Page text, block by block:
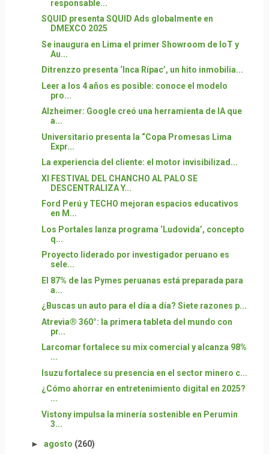
responsable...
SQUID presenta SQUID Ads globalmente en
DMEXCO 2025
Se inaugura en Lima el primer Showroom de IoT y
Au...
Ditrenzzo presenta ‘Inca Rípac’, un hito inmobilia...
Leer a los 4 años es posible: conoce el modelo
pro...
Alzheimer: Google creó una herramienta de IA que
a...
Universitario presenta la “Copa Promesas Lima
Expr...
La experiencia del cliente: el motor invisibilizad...
XI FESTIVAL DEL CHANCHO AL PALO SE
DESCENTRALIZA Y...
Ford Perú y TECHO mejoran espacios educativos
en M...
Los Portales lanza programa ‘Ludovida’, concepto
q...
Proyecto liderado por investigador peruano es
sele...
El 87% de las Pymes peruanas está preparada para
a...
¿Buscas un auto para el día a día? Siete razones p...
Atrevia® 360°: la primera tableta del mundo con
pr...
Larcomar fortalece su mix comercial y alcanza 98%
...
Isuzu fortalece su presencia en el sector minero c...
¿Cómo ahorrar en entretenimiento digital en 2025?
...
Vistony impulsa la minería sostenible en Perumin
3...
► agosto (260)